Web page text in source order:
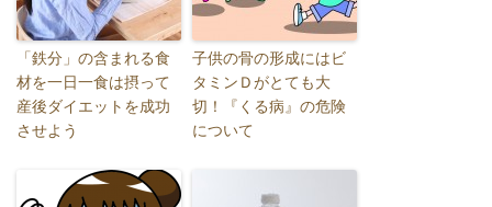
「鉄分」の含まれる食
材を一日一食は摂って
産後ダイエットを成功
させよう
子供の骨の形成にはビ
タミンＤがとても大
切！『くる病』の危険
について